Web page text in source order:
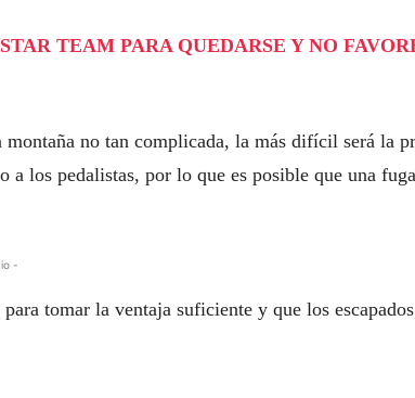
TEAM PARA QUEDARSE Y NO
montaña no tan complicada, la más difícil será la
los pedalistas, por lo que es posible que una fuga
-
tomar la ventaja suficiente y que los escapados